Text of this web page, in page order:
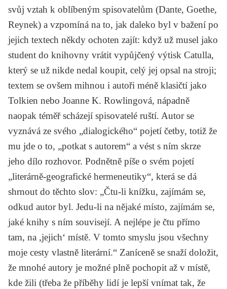
svůj vztah k oblíbeným spisovatelům (Dante, Goethe,
Reynek) a vzpomíná na to, jak daleko byl v bažení po
jejich textech někdy ochoten zajít: když už musel jako
student do knihovny vrátit vypůjčený výtisk Catulla,
který se už nikde nedal koupit, celý jej opsal na stroji;
textem se ovšem mihnou i autoři méně klasičtí jako
Tolkien nebo Joanne K. Rowlingová, nápadně
naopak téměř scházejí spisovatelé ruští. Autor se
vyznává ze svého „dialogického“ pojetí četby, totiž že
mu jde o to, „potkat s autorem“ a vést s ním skrze
jeho dílo rozhovor. Podnětně píše o svém pojetí
„literárně-geografické hermeneutiky“, která se dá
shrnout do těchto slov: „Čtu-li knížku, zajímám se,
odkud autor byl. Jedu-li na nějaké místo, zajímám se,
jaké knihy s ním souvisejí. A nejlépe je čtu přímo
tam, na ,jejich‘ místě. V tomto smyslu jsou všechny
moje cesty vlastně literární.“ Zaníceně se snaží doložit,
že mnohé autory je možné plně pochopit až v místě,
kde žili (třeba že příběhy lidí je lepší vnímat tak, že